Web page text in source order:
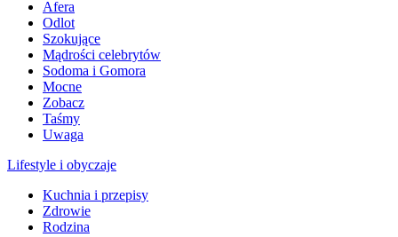
Afera
Odlot
Szokujące
Mądrości celebrytów
Sodoma i Gomora
Mocne
Zobacz
Taśmy
Uwaga
Lifestyle i obyczaje
Kuchnia i przepisy
Zdrowie
Rodzina